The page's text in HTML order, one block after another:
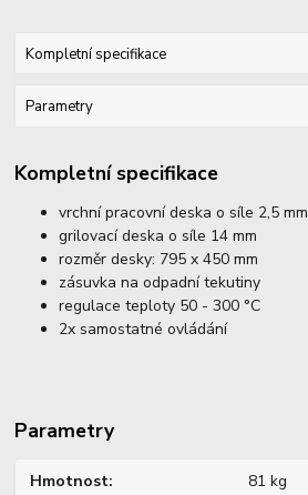
Kompletní specifikace
Parametry
Kompletní specifikace
vrchní pracovní deska o síle 2,5 mm
grilovací deska o síle 14 mm
rozměr desky: 795 x 450 mm
zásuvka na odpadní tekutiny
regulace teploty 50 - 300 °C
2x samostatné ovládání
Parametry
Hmotnost 81 kg